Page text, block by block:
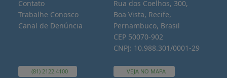
Contato
Trabalhe Conosco
Canal de Denúncia
(81) 2122.4100
Rua dos Coelhos, 300,
Boa Vista, Recife,
Pernambuco, Brasil
CEP 50070-902
CNPJ: 10.988.301/0001-29
VEJA NO MAPA